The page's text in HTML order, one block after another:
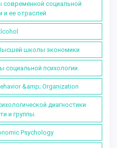
социальной
и ее отраслей
школы экономики
психологии.
&amp; Organization
диагностики
и группы.
Psychology